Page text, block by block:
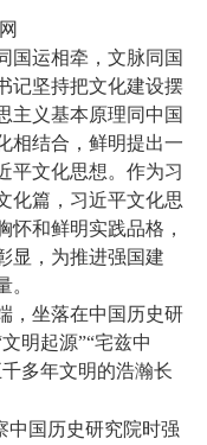
国运相牵，文脉同国
记坚持把文化建设摆
主义基本原理同中国
相结合，鲜明提出一
平文化思想。作为习
化篇，习近平文化思
怀和鲜明实践品格，
显，为推进强国建
。
，坐落在中国历史研
明起源”“宅兹中
多年文明的浩瀚长
中国历史研究院时强